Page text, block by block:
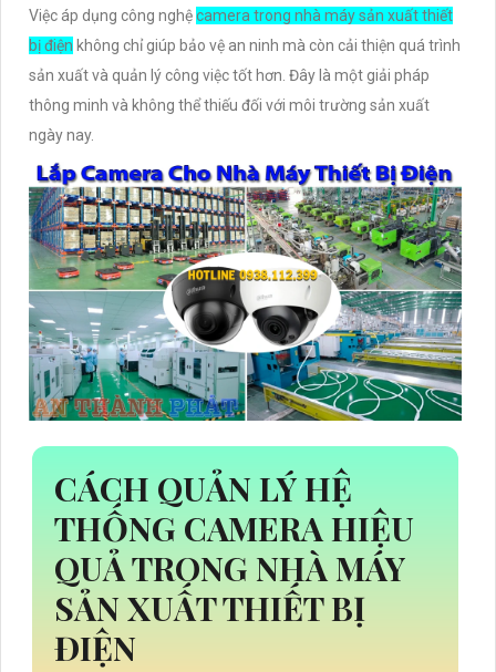
Việc áp dụng công nghệcamera trong nhà máy sản xuất thiết
bị điện không chỉ giúp bảo vệ an ninh mà còn cải thiện quá trình
sản xuất và quản lý công việc tốt hơn. Đây là một giải pháp
thông minh và không thể thiếu đối với môi trường sản xuất
ngày nay.
CÁCH QUẢN LÝ HỆ
THỐNG CAMERA HIỆU
QUẢ TRONG NHÀ MÁY
SẢN XUẤT THIẾT BỊ
ĐIỆN